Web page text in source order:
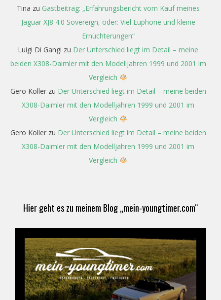
Tina zu Gastbeitrag: „Erfahrungsbericht vom Kauf meines
Jaguar XJ8 4.0 Sovereign, oder: Viel Euphorie und kleine
Ernüchterungen“
Luigi Di Gangi zu Der Unterschied liegt im Detail – meine
beiden X308-Daimler mit den Modelljahren 1999 und 2001 im
Vergleich
Gero Kollerzu Der Unterschied liegt im Detail – meine beiden
X308-Daimler mit den Modelljahren 1999 und 2001 im
Vergleich
Gero Kollerzu Der Unterschied liegt im Detail – meine beiden
X308-Daimler mit den Modelljahren 1999 und 2001 im
Vergleich
Hier geht es zu meinem Blog „mein-youngtimer.com“